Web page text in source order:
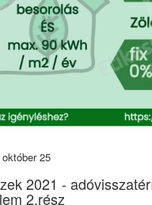
25
2021 -
2.rész